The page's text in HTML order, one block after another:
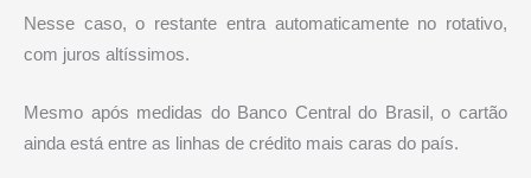
Nesse caso, o restante entra automaticamente no rotativo,
com juros altíssimos.
Mesmo após medidas do Banco Central do Brasil , o cartão
ainda está entre as linhas de crédito mais caras do país.